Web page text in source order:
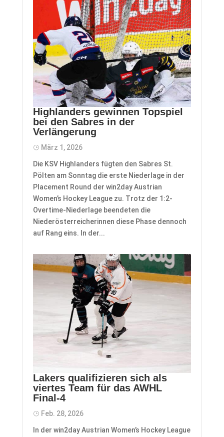
Highlanders gewinnen Topspiel
bei den Sabres in der
Verlängerung
März 1, 2026
Die KSV Highlanders fügten den Sabres St.
Pölten am Sonntag die erste Niederlage in der
Placement Round der win2day Austrian
Women’s Hockey League zu. Trotz der 1:2-
Overtime-Niederlage beendeten die
Niederösterreicherinnen diese Phase dennoch
auf Rang eins. In der...
Lakers qualifizieren sich als
viertes Team für das AWHL
Final-4
Feb. 28, 2026
In der win2day Austrian Women’s Hockey League